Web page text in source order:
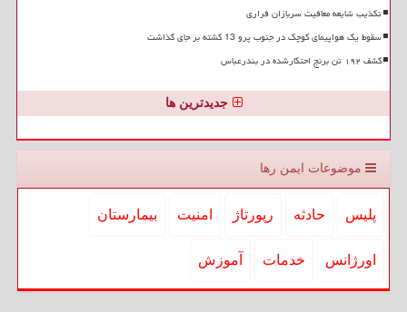
تکذیب شایعه معافیت سربازان فراری
سقوط یک هواپیمای کوچک در جنوب پرو 13 کشته بر جای گذاشت
کشف ۱۹۲ تن برنج احتکارشده در بندرعباس
جدیدترین ها
موضوعات ایمن رها
پلیس حادثه رپورتاژ امنیت بیمارستان
اورژانس خدمات آموزش